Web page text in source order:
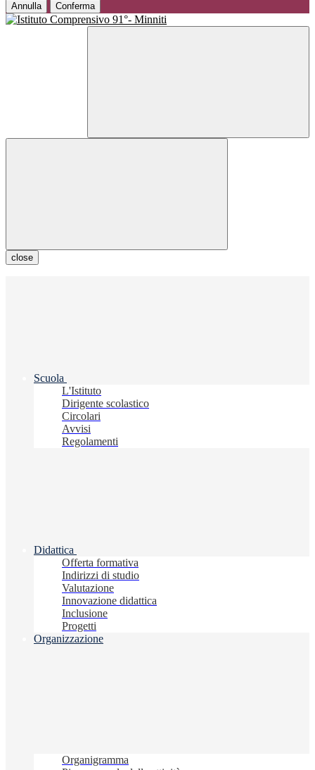
Annulla Conferma
close
Scuola
L'Istituto
Dirigente scolastico
Circolari
Avvisi
Regolamenti
Didattica
Offerta formativa
Indirizzi di studio
Valutazione
Innovazione didattica
Inclusione
Progetti
Organizzazione
Organigramma